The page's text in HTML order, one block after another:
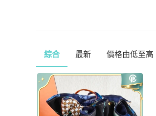
綜合 最新 價格由低至高